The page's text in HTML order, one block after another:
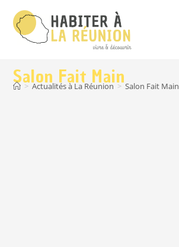
Salon Fait Main
> Actualités à La Réunion > Salon Fait Main